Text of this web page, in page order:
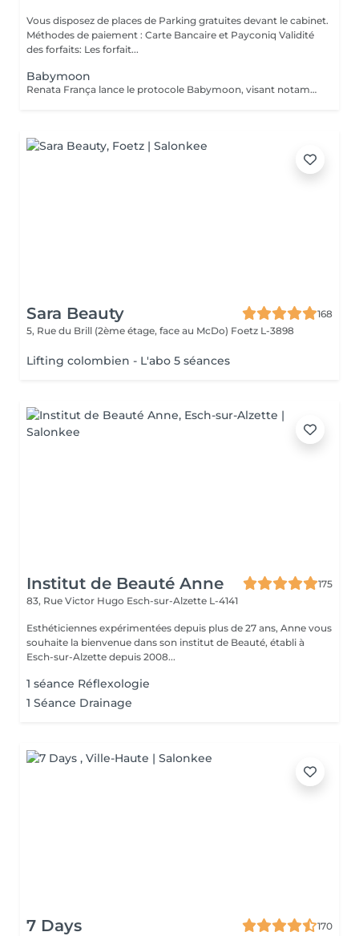
Vous disposez de places de Parking gratuites devant le cabinet.
Méthodes de paiement : Carte Bancaire et Payconiq Validité
des forfaits: Les forfait...
Babymoon
Renata França lance le protocole Babymoon, visant notamment à aider les femmes qui rêvent d'être mères ! Avec la supervision du gynécologue et obstétricien Dr. José Bento, Babymoon compte sur de 97 manuvres contribuant à la relaxation, contribuant à la libération d'endorphine, abaissant le niveau d'hormone cortisol et, par conséquent, réduisant le stress de celles qui traversent ce moment si délicat ! De plus, Babymoon contribue à réduire les niveaux de glucose et d'insuline dans le sang des femmes, ce qui favorise l'équilibre des hormones féminines, favorisant ainsi l'ovulation. Mais ce n'est pas tout ! Le massage développé par Renata contribue également à augmenter les niveaux d'ocytocine, principale hormone responsable de l'accouchement du bébé ! Babymoon est le résultat de mois de recherches dirigées par le Dr. José Bento, spécialiste dans son domaine d'activité. « Les avantages du massage destiné aux femmes enceintes sont reconnus, mais peu de gens savent à quel point ce traitement est important pour les femmes qui souhaitent une grossesse ou pour celles qui suivent un traitement de fertilité », explique le médecin. Babymoon devient une pièce importante dans la trajectoire de couples qui sont dans un processus de fécondation, car elle interfère de manière positive sur de nombreuses fonctions de l'organisme de la femme qui rêve d'une grossesse. « C'est une contribution favorable afin d'obtenir un résultat positif » affirme le Dr. José Bento.
Sara Beauty
168
5, Rue du Brill (2ème étage, face au McDo) Foetz L-3898
Lifting colombien - L'abo 5 séances
Institut de Beauté Anne
175
83, Rue Victor Hugo Esch-sur-Alzette L-4141
Esthéticiennes expérimentées depuis plus de 27 ans, Anne vous
souhaite la bienvenue dans son institut de Beauté, établi à
Esch-sur-Alzette depuis 2008...
1 séance Réflexologie
1 Séance Drainage
7 Days
170